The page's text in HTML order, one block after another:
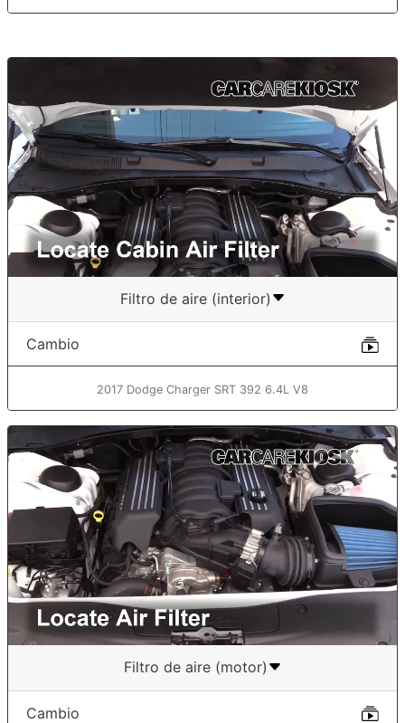
Filtro de aire (interior)
Cambio
2017 Dodge Charger SRT 392 6.4L V8
Filtro de aire (motor)
Cambio